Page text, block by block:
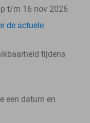
t/m 16 nov 2026
de actuele
tijdens
een datum en